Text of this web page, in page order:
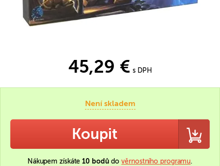
45,29 € s DPH
Není skladem
Koupit
Nákupem získáte10 bodů dověrnostního programu.